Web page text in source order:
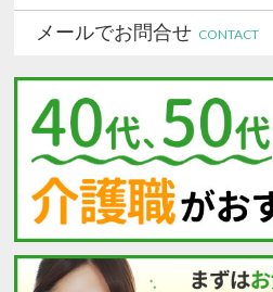
メールでお問合せ CONTACT